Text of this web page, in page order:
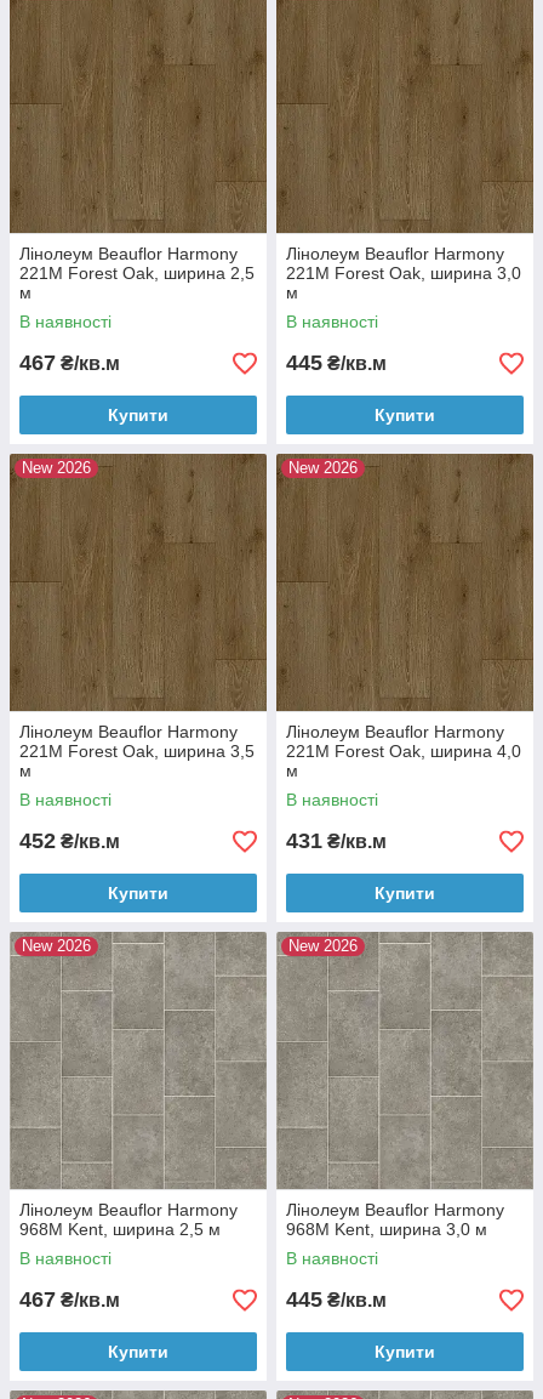
Лінолеум Beauflor Harmony
221M Forest Oak, ширина 2,5
м
В наявності
467 ₴/кв.м
Купити
Лінолеум Beauflor Harmony
221M Forest Oak, ширина 3,0
м
В наявності
445 ₴/кв.м
Купити
New 2026
Лінолеум Beauflor Harmony
221M Forest Oak, ширина 3,5
м
В наявності
452 ₴/кв.м
Купити
New 2026
Лінолеум Beauflor Harmony
221M Forest Oak, ширина 4,0
м
В наявності
431 ₴/кв.м
Купити
New 2026
Лінолеум Beauflor Harmony
968M Kent, ширина 2,5 м
В наявності
467 ₴/кв.м
Купити
New 2026
Лінолеум Beauflor Harmony
968M Kent, ширина 3,0 м
В наявності
445 ₴/кв.м
Купити